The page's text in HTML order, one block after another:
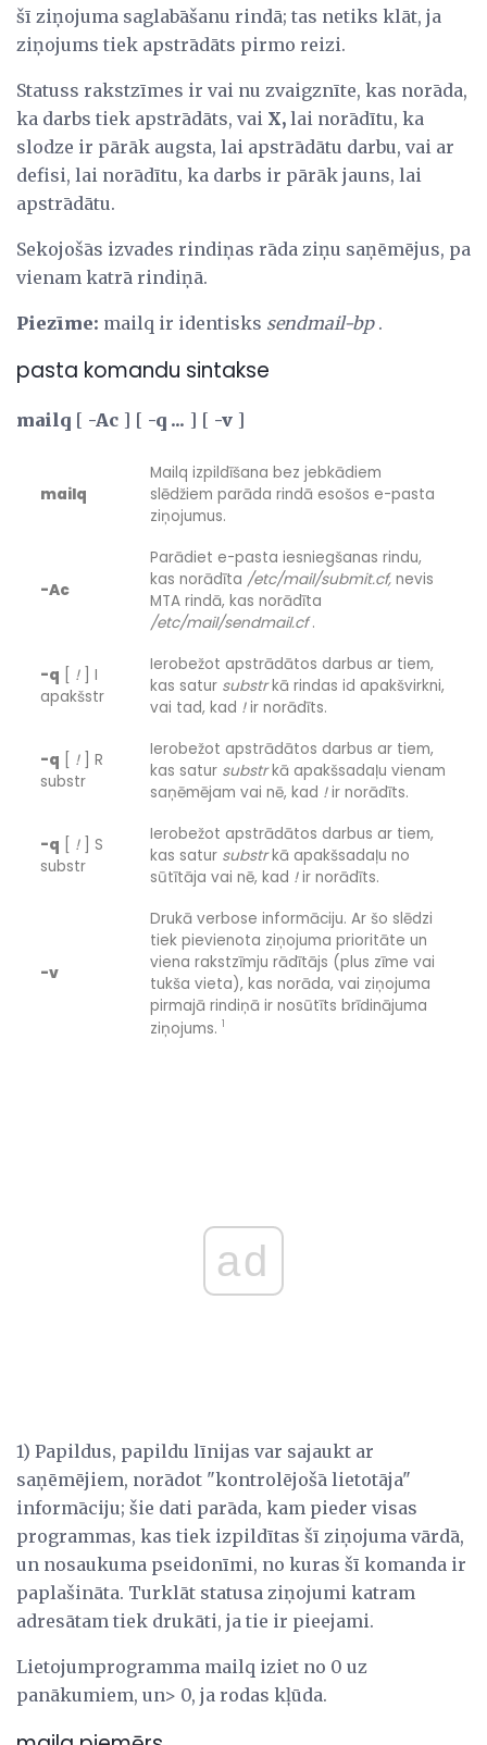
šī ziņojuma saglabāšanu rindā; tas netiks klāt, ja
ziņojums tiek apstrādāts pirmo reizi.
Statuss rakstzīmes ir vai nu zvaigznīte, kas norāda,
ka darbs tiek apstrādāts, vai X, lai norādītu, ka
slodze ir pārāk augsta, lai apstrādātu darbu, vai ar
defisi, lai norādītu, ka darbs ir pārāk jauns, lai
apstrādātu.
Sekojošās izvades rindiņas rāda ziņu saņēmējus, pa
vienam katrā rindiņā.
Piezīme: mailq ir identisks sendmail-bp.
pasta komandu sintakse
mailq [ -Ac ] [ -q ... ] [ -v ]
mailq
Mailq izpildīšana bez jebkādiem
slēdžiem parāda rindā esošos e-pasta
ziņojumus.
-Ac
Parādiet e-pasta iesniegšanas rindu,
kas norādīta /etc/mail/submit.cf, nevis
MTA rindā, kas norādīta
/etc/mail/sendmail.cf.
-q !] I
apakšstr
Ierobežot apstrādātos darbus ar tiem,
kas satur substrkā rindas id apakšvirkni,
vai tad, kad !ir norādīts.
-q !] R
substr
Ierobežot apstrādātos darbus ar tiem,
kas satur substrkā apakšsadaļu vienam
saņēmējam vai nē, kad !ir norādīts.
-q !] S
substr
Ierobežot apstrādātos darbus ar tiem,
kas satur substrkā apakšsadaļu no
sūtītāja vai nē, kad !ir norādīts.
-v
Drukā verbose informāciju. Ar šo slēdzi
tiek pievienota ziņojuma prioritāte un
viena rakstzīmju rādītājs (plus zīme vai
tukša vieta), kas norāda, vai ziņojuma
pirmajā rindiņā ir nosūtīts brīdinājuma
ziņojums. 1
ad
1) Papildus, papildu līnijas var sajaukt ar
saņēmējiem, norādot "kontrolējošā lietotāja"
informāciju; šie dati parāda, kam pieder visas
programmas, kas tiek izpildītas šī ziņojuma vārdā,
un nosaukuma pseidonīmi, no kuras šī komanda ir
paplašināta. Turklāt statusa ziņojumi katram
adresātam tiek drukāti, ja tie ir pieejami.
Lietojumprogramma mailq iziet no 0 uz
panākumiem, un> 0, ja rodas kļūda.